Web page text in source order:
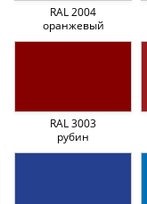
RAL 2004
оранжевый
RAL 3003
рубин